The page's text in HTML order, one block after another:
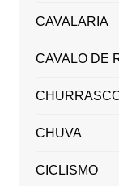
CAVALARIA
CAVALO DE
CHUVA
CICLISMO